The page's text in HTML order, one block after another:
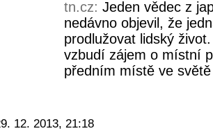
tn.cz: Jeden vědec z
nedávno objevil, že
prodlužovat lidský
vzbudí zájem o místní
předním místě ve
12. 2013, 21:18